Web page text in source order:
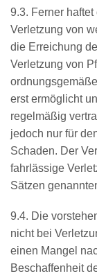
9.3. Ferner
Verletzung von
die Erreichung
Verletzung von
erst ermöglicht
regelmäßig
jedoch nur für
Schaden. Der
fahrlässige
Sätzen
9.4. Die
nicht bei
einen Mangel
Beschaffenheit